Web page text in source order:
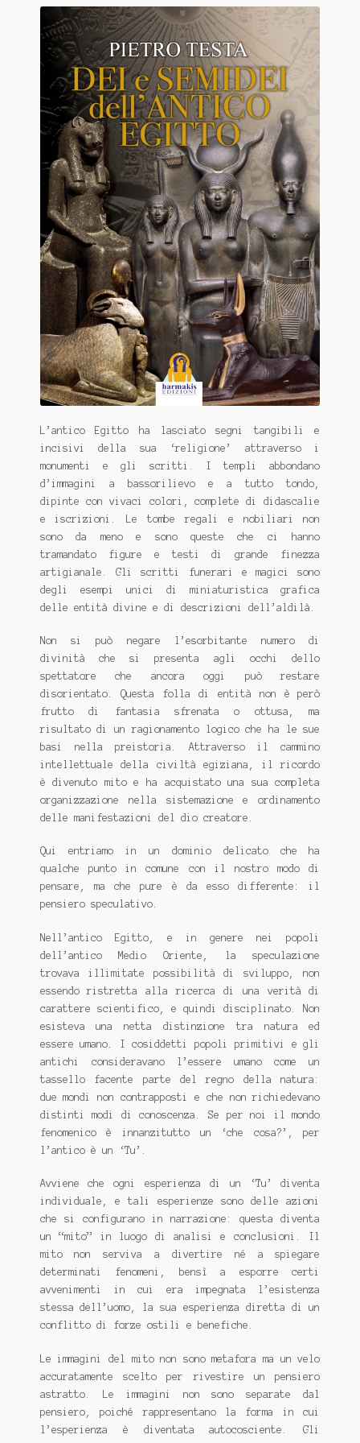
L’antico Egitto ha lasciato segni tangibili e
incisivi della sua ‘religione’ attraverso i
monumenti e gli scritti. I templi abbondano
d’immagini a bassorilievo e a tutto tondo,
dipinte con vivaci colori, complete di didascalie
e iscrizioni. Le tombe regali e nobiliari non
sono da meno e sono queste che ci hanno
tramandato figure e testi di grande finezza
artigianale. Gli scritti funerari e magici sono
degli esempi unici di miniaturistica grafica
delle entità divine e di descrizioni dell’aldilà.
Non si può negare l’esorbitante numero di
divinità che si presenta agli occhi dello
spettatore che ancora oggi può restare
disorientato. Questa folla di entità non è però
frutto di fantasia sfrenata o ottusa, ma
risultato di un ragionamento logico che ha le sue
basi nella preistoria. Attraverso il cammino
intellettuale della civiltà egiziana, il ricordo
è divenuto mito e ha acquistato una sua completa
organizzazione nella sistemazione e ordinamento
delle manifestazioni del dio creatore.
Qui entriamo in un dominio delicato che ha
qualche punto in comune con il nostro modo di
pensare, ma che pure è da esso differente: il
pensiero speculativo.
Nell’antico Egitto, e in genere nei popoli
dell’antico Medio Oriente, la speculazione
trovava illimitate possibilità di sviluppo, non
essendo ristretta alla ricerca di una verità di
carattere scientifico, e quindi disciplinato. Non
esisteva una netta distinzione tra natura ed
essere umano. I cosiddetti popoli primitivi e gli
antichi consideravano l’essere umano come un
tassello facente parte del regno della natura:
due mondi non contrapposti e che non richiedevano
distinti modi di conoscenza. Se per noi il mondo
fenomenico è innanzitutto un ‘che cosa?’, per
l’antico è un ‘Tu’.
Avviene che ogni esperienza di un ‘Tu’ diventa
individuale, e tali esperienze sono delle azioni
che si configurano in narrazione: questa diventa
un “mito” in luogo di analisi e conclusioni. Il
mito non serviva a divertire né a spiegare
determinati fenomeni, bensì a esporre certi
avvenimenti in cui era impegnata l’esistenza
stessa dell’uomo, la sua esperienza diretta di un
conflitto di forze ostili e benefiche.
Le immagini del mito non sono metafora ma un velo
accuratamente scelto per rivestire un pensiero
astratto. Le immagini non sono separate dal
pensiero, poiché rappresentano la forma in cui
l’esperienza è diventata autocosciente. Gli